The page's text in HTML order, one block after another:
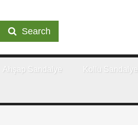
Search
Ahşap Sandalye Kollu Sandalye